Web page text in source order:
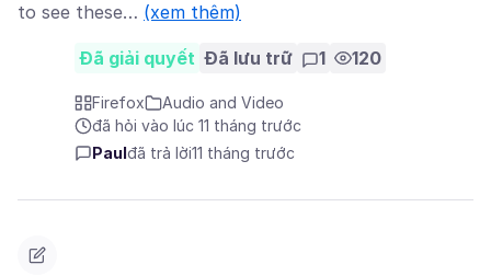
to see these… (xem thêm)
Đã giải quyết Đã lưu trữ 1 120
Firefox
Audio and Video
đã hỏi vào lúc 11 tháng trước
Paul đã trả lời11 tháng trước